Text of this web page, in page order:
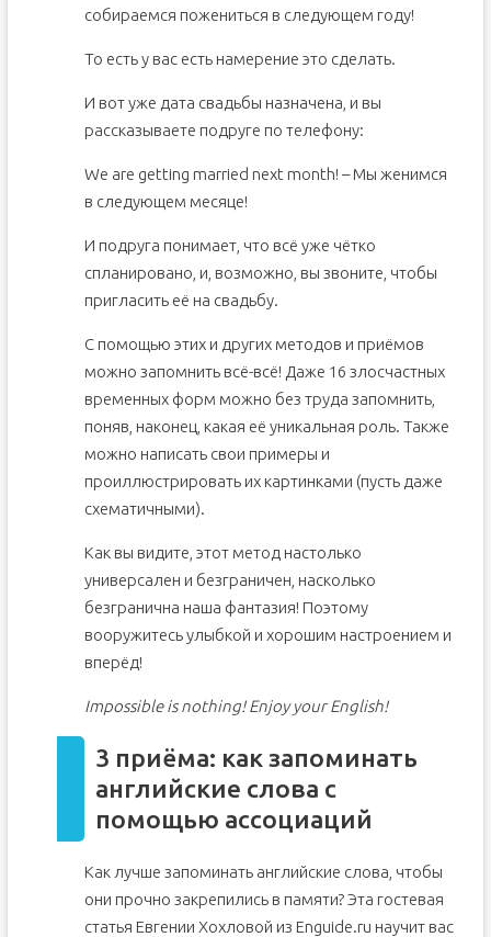
собираемся пожениться в следующем году!
То есть у вас есть намерение это сделать.
И вот уже дата свадьбы назначена, и вы
рассказываете подруге по телефону:
We are getting married next month! – Мы женимся
в следующем месяце!
И подруга понимает, что всё уже чётко
спланировано, и, возможно, вы звоните, чтобы
пригласить её на свадьбу.
С помощью этих и других методов и приёмов
можно запомнить всё-всё! Даже 16 злосчастных
временных форм можно без труда запомнить,
поняв, наконец, какая её уникальная роль. Также
можно написать свои примеры и
проиллюстрировать их картинками (пусть даже
схематичными).
Как вы видите, этот метод настолько
универсален и безграничен, насколько
безгранична наша фантазия! Поэтому
вооружитесь улыбкой и хорошим настроением и
вперёд!
Impossible is nothing! Enjoy your English!
3 приёма: как запоминать
английские слова с
помощью ассоциаций
Как лучше запоминать английские слова, чтобы
они прочно закрепились в памяти? Эта гостевая
статья Евгении Хохловой из Enguide.ru научит вас